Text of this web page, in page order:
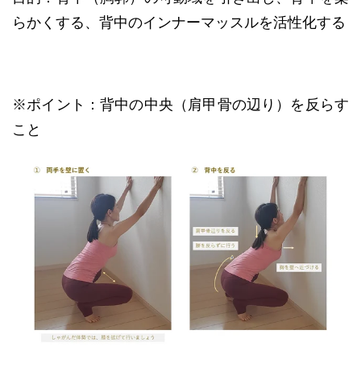
らかくする、背中のインナーマッスルを活性化する
※ポイント：背中の中央（肩甲骨の辺り）を反らす
こと